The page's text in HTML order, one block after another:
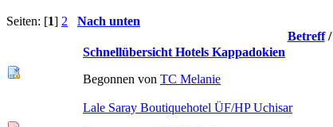
Seiten: [1] 2
Nach unten
Betreff/
Schnellübersicht Hotels Kappadokien
Begonnen von TC Melanie
Lale Saray Boutiquehotel ÜF/HP Uchisar